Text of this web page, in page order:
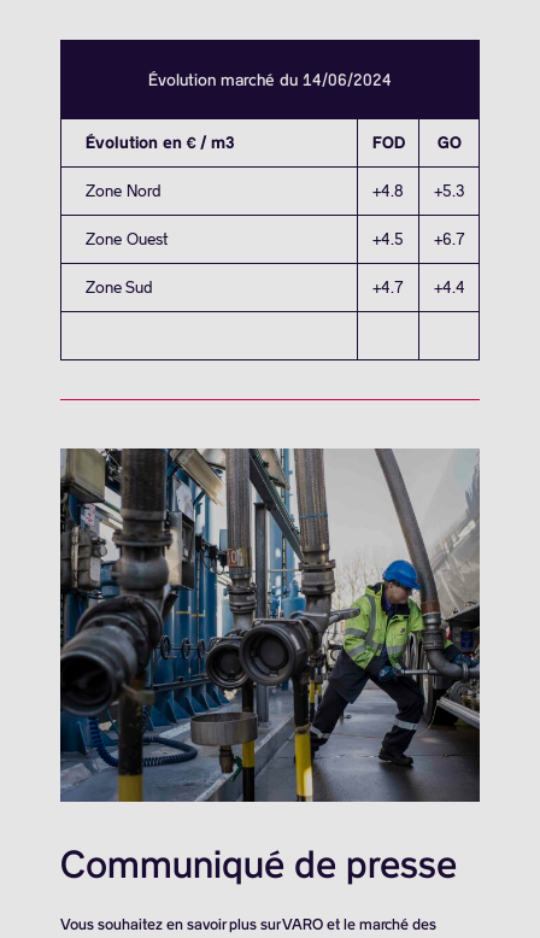
Évolution marché du 14/06/2024
Évolution en € / m3 FOD GO
Zone Nord +4.8 +5.3
Zone Ouest +4.5 +6.7
Zone Sud +4.7 +4.4
Communiqué de presse
Vous souhaitez en savoir plus sur VARO et le marché des